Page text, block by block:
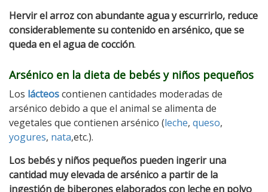
Hervir el arroz con abundante agua y escurrirlo, reduce
considerablemente su contenido en arsénico, que se
queda en el agua de cocción.
Arsénico en la dieta de bebés y niños pequeños
Los lácteoscontienen cantidades moderadas de
arsénico debido a que el animal se alimenta de
vegetales que contienen arsénico (leche, queso,
yogures, nata,etc.).
Los bebés y niños pequeños pueden ingerir una
cantidad muy elevada de arsénico a partir de la
ingestión de biberones elaborados con leche en polvo